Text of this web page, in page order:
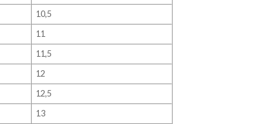
10,5
11
11,5
12
12,5
13